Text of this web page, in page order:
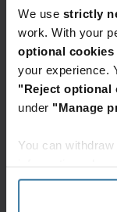
We use strictly
work. With your
optional cookies
your experience.
"Reject optional
under "Manage
You can
section" of our